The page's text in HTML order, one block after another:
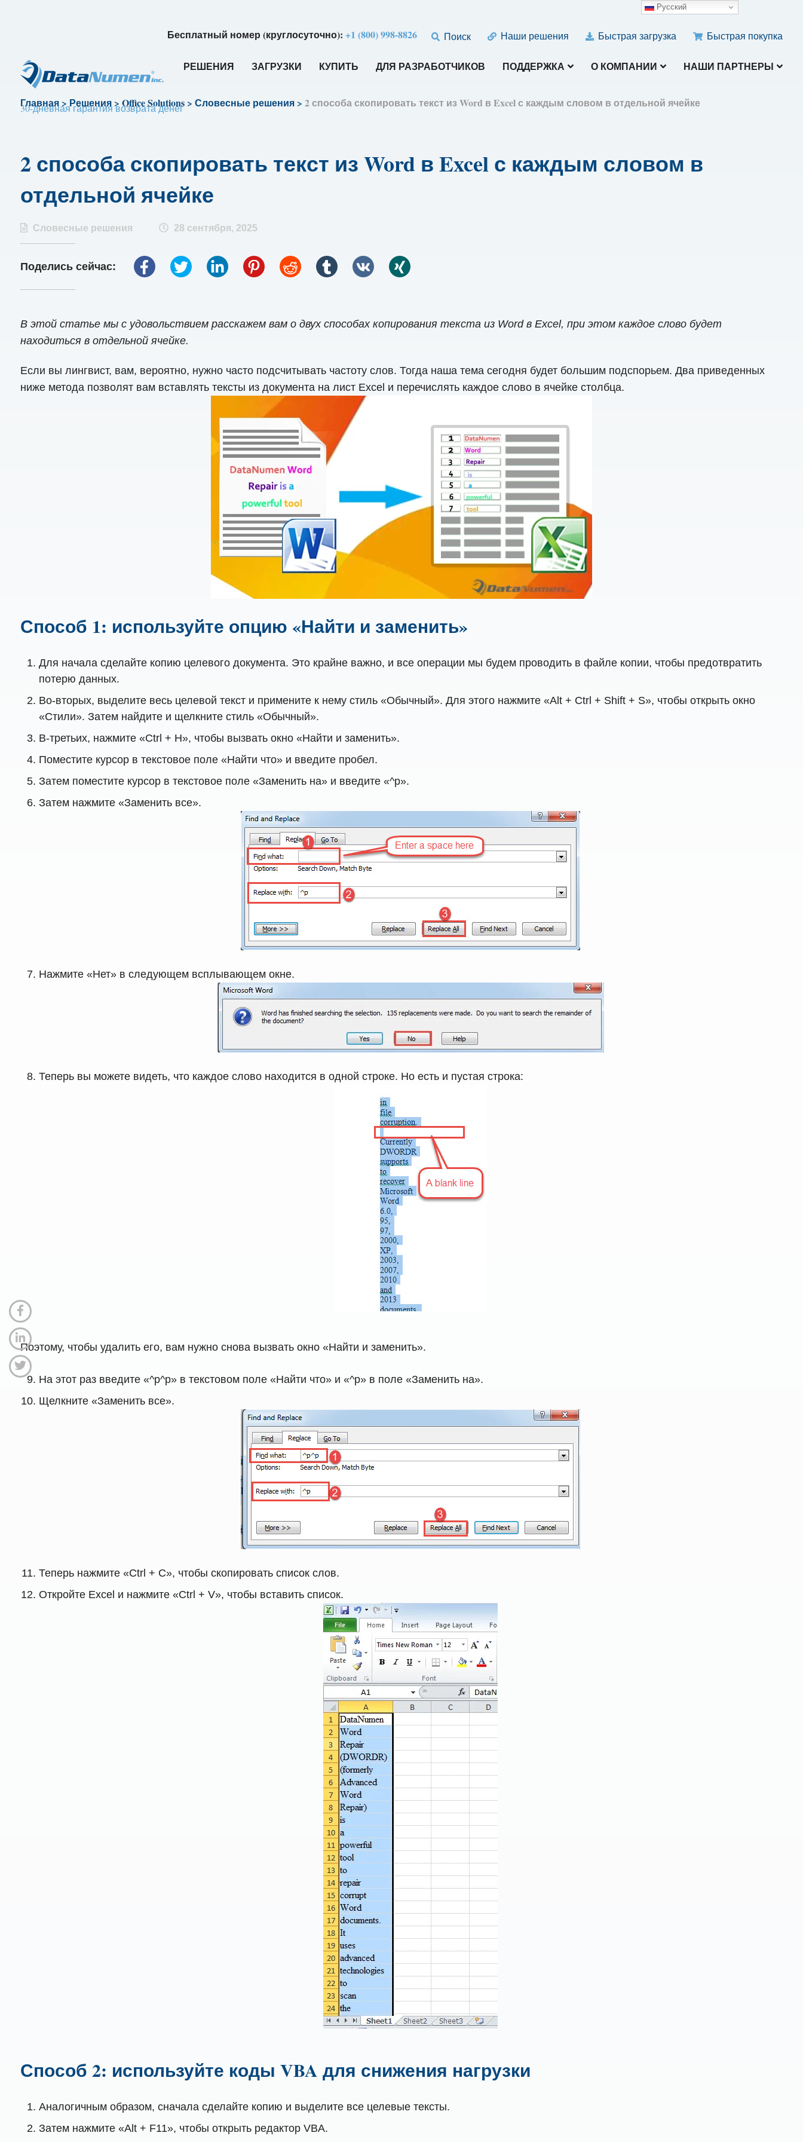
Бесплатный номер (круглосуточно):+1 (800) 998-8826 Поиск Наши решения Быстрая загрузка Быстрая покупка
30-дневная гарантия возврата денег
РЕШЕНИЯ ЗАГРУЗКИ КУПИТЬ ДЛЯ РАЗРАБОТЧИКОВ ПОДДЕРЖКА О КОМПАНИИ НАШИ ПАРТНЕРЫ
Главная> Решения> Office Solutions> Словесные решения> 2 способа скопировать текст из Word в Excel с каждым словом в отдельной ячейке
2 способа скопировать текст из Word в Excel с каждым словом в
отдельной ячейке
Словесные решения 28 сентября, 2025
Поделись сейчас:
В этой статье мы с удовольствием расскажем вам о двух способах копирования текста из Word в Excel, при этом каждое слово будет
находиться в отдельной ячейке.
Если вы лингвист, вам, вероятно, нужно часто подсчитывать частоту слов. Тогда наша тема сегодня будет большим подспорьем. Два приведенных
ниже метода позволят вам вставлять тексты из документа на лист Excel и перечислять каждое слово в ячейке столбца.
Способ 1: используйте опцию «Найти и заменить»
Для начала сделайте копию целевого документа. Это крайне важно, и все операции мы будем проводить в файле копии, чтобы предотвратить
потерю данных.
Во-вторых, выделите весь целевой текст и примените к нему стиль «Обычный». Для этого нажмите «Alt + Ctrl + Shift + S», чтобы открыть окно
«Стили». Затем найдите и щелкните стиль «Обычный».
В-третьих, нажмите «Ctrl + H», чтобы вызвать окно «Найти и заменить».
Поместите курсор в текстовое поле «Найти что» и введите пробел.
Затем поместите курсор в текстовое поле «Заменить на» и введите «^p».
Затем нажмите «Заменить все».
Нажмите «Нет» в следующем всплывающем окне.
Теперь вы можете видеть, что каждое слово находится в одной строке. Но есть и пустая строка:
Поэтому, чтобы удалить его, вам нужно снова вызвать окно «Найти и заменить».
На этот раз введите «^p^p» в текстовом поле «Найти что» и «^p» в поле «Заменить на».
Щелкните «Заменить все».
Теперь нажмите «Ctrl + C», чтобы скопировать список слов.
Откройте Excel и нажмите «Ctrl + V», чтобы вставить список.
Способ 2: используйте коды VBA для снижения нагрузки
Аналогичным образом, сначала сделайте копию и выделите все целевые тексты.
Затем нажмите «Alt + F11», чтобы открыть редактор VBA.
Русский